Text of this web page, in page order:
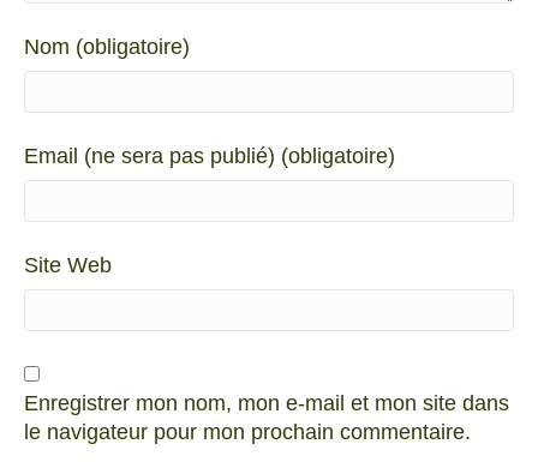
Nom (obligatoire)
Email (ne sera pas publié) (obligatoire)
Site Web
Enregistrer mon nom, mon e-mail et mon site dans
le navigateur pour mon prochain commentaire.